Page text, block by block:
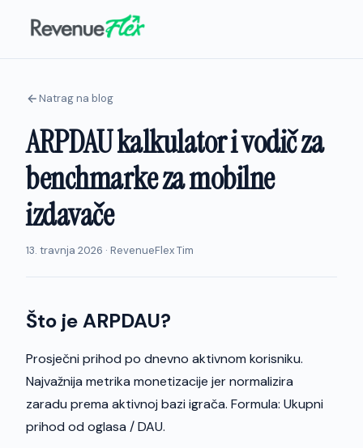
Natrag na blog
ARPDAU kalkulator i vodič za
benchmarke za mobilne
izdavače
13. travnja 2026 · RevenueFlex Tim
Što je ARPDAU?
Prosječni prihod po dnevno aktivnom korisniku.
Najvažnija metrika monetizacije jer normalizira
zaradu prema aktivnoj bazi igrača. Formula: Ukupni
prihod od oglasa / DAU.